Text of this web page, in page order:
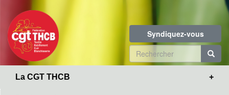
contenu
principal
Syndiquez-vous
Formulaire
de
La CGT THCB